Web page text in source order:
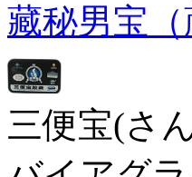
藏秘男宝（
三便宝(さ